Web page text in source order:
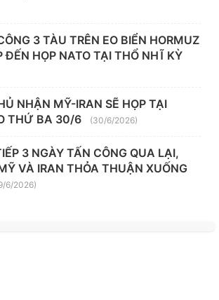
3 TÀU TRÊN EO BIỂN HORMUZ
ĐẾN HỌP NATO TẠI THỔ NHĨ KỲ
NHẬN MỸ-IRAN SẼ HỌP TẠI
THỨ BA 30/6
(30/6/2026)
3 NGÀY TẤN CÔNG QUA LẠI,
VÀ IRAN THỎA THUẬN XUỐNG
6/2026)